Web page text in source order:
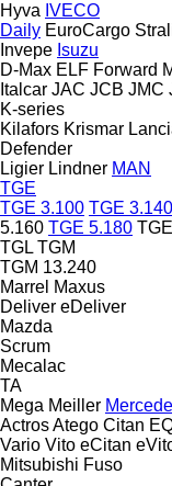
Hyva IVECO
Daily EuroCargo
Invepe Isuzu
D-Max ELF Forward
Italcar JAC JCB JMC
K-series
Kilafors Krismar
Defender
Ligier Lindner MAN
TGE
TGE 3.100 TGE 3.140
5.160 TGE 5.180
TGL TGM
TGM 13.240
Marrel Maxus
Deliver eDeliver
Mazda
Scrum
Mecalac
TA
Mega Meiller
ActrosAtego Citan
Vario Vito eCitan
Mitsubishi Fuso